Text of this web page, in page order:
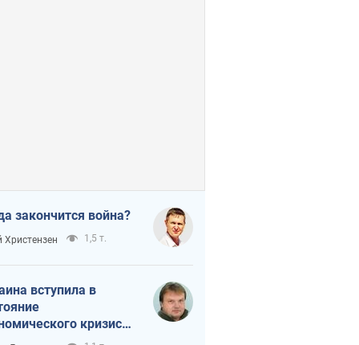
закончится война?
Христензен 1,5 т.
вступила в
кризиса.
ли свет в конце